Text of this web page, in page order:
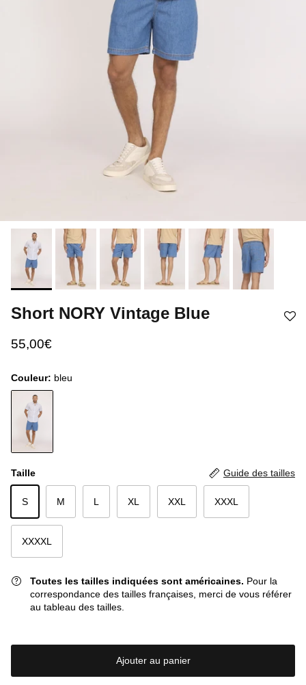
Short NORY Vintage Blue
55,00€
Couleur: bleu
Taille Guide des tailles
S M L XL XXL XXXL
XXXXL
Toutes les tailles indiquées sont américaines. Pour la
correspondance des tailles françaises, merci de vous référer
au tableau des tailles.
Ajouter au panier